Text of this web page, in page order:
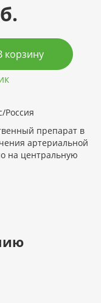
корзину
Россия
препарат в
артериальной
на центральную